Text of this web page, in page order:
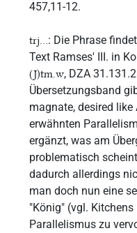
457,11-12.
trj...: Die Phrase
Text Ramses' III. in
(J)tm.w, DZA
Übersetzungsband
magnate, desired
erwähnten
ergänzt, was am
problematisch
dadurch allerdings
man doch nun eine
"König" (vgl.
Parallelismus zu